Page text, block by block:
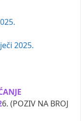
2025.
6. (POZIV NA BROJ